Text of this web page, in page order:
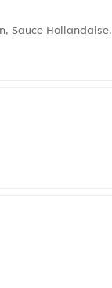
Sauce Hollandaise.